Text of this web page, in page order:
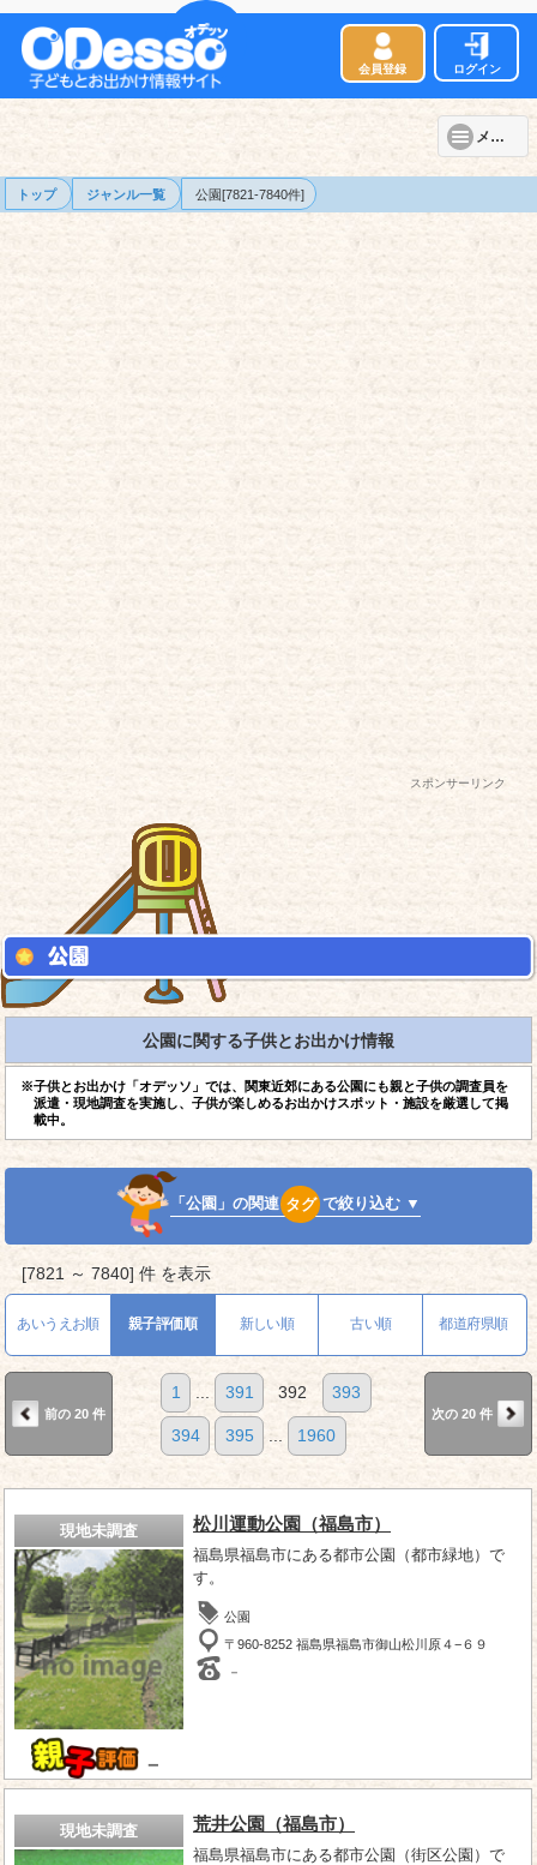
会員登録 ログイン
メニュー
トップ ジャンル一覧 公園[7821-7840件]
スポンサーリンク
公園に関する子供とお出かけ情報
※子供とお出かけ「オデッソ」では、関東近郊にある公園にも親と子供の調査員を
派遣・現地調査を実施し、子供が楽しめるお出かけスポット・施設を厳選して掲
載中。
「公園」の関連 タグ で絞り込む ▼
[7821 ～ 7840] 件 を表示
あいうえお順 親子評価順 新しい順 古い順 都道府県順
前の 20 件
1 ... 391 392 393
394 395 ... 1960
次の 20 件
現地未調査
－
松川運動公園（福島市）
福島県福島市にある都市公園（都市緑地）で
す。
公園
〒960-8252 福島県福島市御山松川原４−６９
－
現地未調査 荒井公園（福島市）
福島県福島市にある都市公園（街区公園）で